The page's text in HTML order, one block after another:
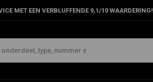
MET EEN VERBLUFFENDE 9,1/10 WAARDERING!
Maat